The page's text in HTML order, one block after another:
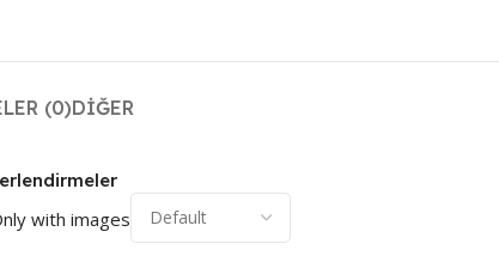
(0)DIĞER
with images